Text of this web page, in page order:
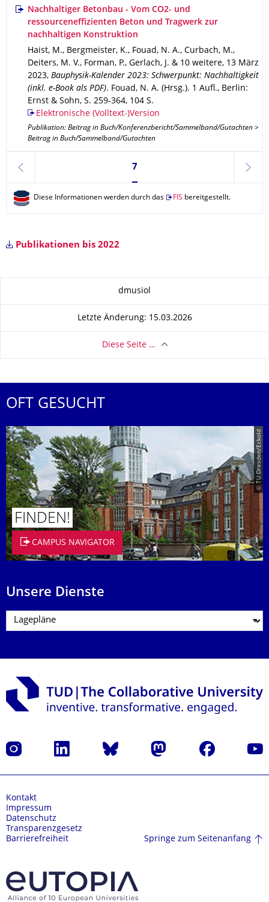
Nachhaltiger Betonbau - Vom CO2- und
ressourceneffizienten Beton und Tragwerk zur
nachhaltigen Konstruktion
Haist, M., Bergmeister, K., Fouad, N. A., Curbach, M.,
Deiters, M. V., Forman, P., Gerlach, J. & 10 weitere, 13 März
2023, Bauphysik-Kalender 2023: Schwerpunkt: Nachhaltigkeit
(inkl. e-Book als PDF). Fouad, N. A. (Hrsg.). 1 Aufl., Berlin:
Ernst & Sohn, S. 259-364, 104 S.
Elektronische (Volltext-)Version
Publikation: Beitrag in Buch/Konferenzbericht/Sammelband/Gutachten >
Beitrag in Buch/Sammelband/Gutachten
zurück
Seite 7, aktuell ausgewählt
7
weiter
Diese Informationen werden durch das FIS bereitgestellt.
Publikationen bis 2022
dmusiol
Letzte Änderung: 15.03.2026
Diese Seite …
OFT GESUCHT
© TU Dresden/Eckold
FINDEN!
CAMPUS NAVIGATOR
Unsere Dienste
Instagram LinkedIn Bluesky Mastodon Facebook
Kontakt
Impressum
Datenschutz
Transparenzgesetz
Barrierefreiheit
Springe zum Seitenanfang